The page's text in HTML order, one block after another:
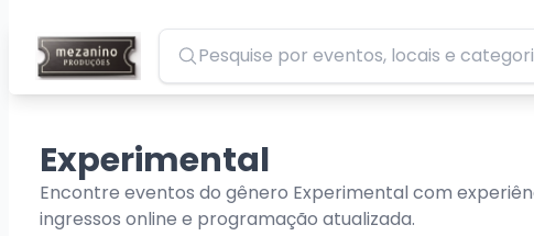
Pesquisar
Experimental
Encontre eventos do gênero Experimental com
ingressos online e programação atualizada.